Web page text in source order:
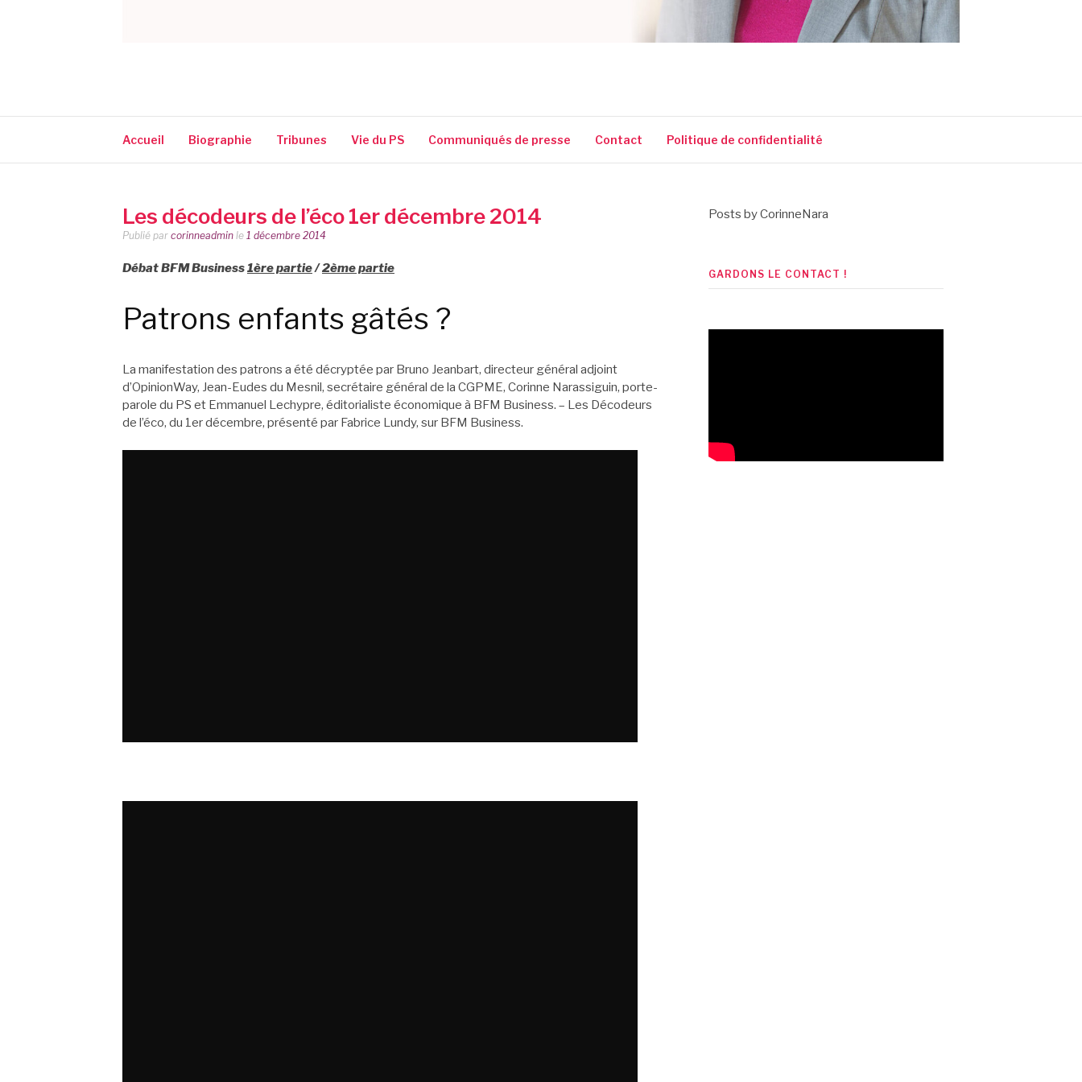
Accueil Biographie Tribunes Vie du PS Communiqués de presse Contact Politique de confidentialité
Les décodeurs de l’éco 1er décembre 2014
Publié par corinneadmin le 1 décembre 2014
Débat BFM Business1ère partie/2ème partie
Patrons enfants gâtés ?
La manifestation des patrons a été décryptée par Bruno Jeanbart, directeur général adjoint
d’OpinionWay, Jean-Eudes du Mesnil, secrétaire général de la CGPME, Corinne Narassiguin, porte-
parole du PS et Emmanuel Lechypre, éditorialiste économique à BFM Business. – Les Décodeurs
de l’éco, du 1er décembre, présenté par Fabrice Lundy, sur BFM Business.
Posts by CorinneNara
GARDONS LE CONTACT !